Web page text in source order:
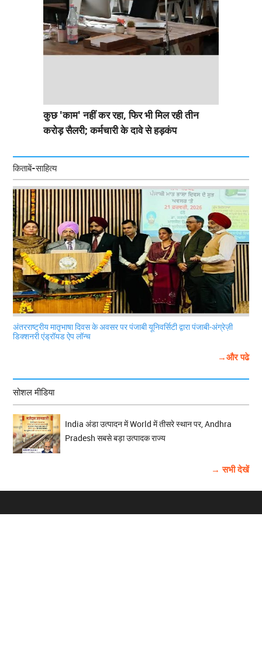
कुछ 'काम' नहीं कर रहा, फिर भी मिल रही तीन
करोड़ सैलरी; कर्मचारी के दावे से हड़कंप
किताबें-साहित्य
अंतरराष्ट्रीय मातृभाषा दिवस के अवसर पर पंजाबी यूनिवर्सिटी द्वारा पंजाबी-अंग्रेज़ी
डिक्शनरी एंड्रॉयड ऐप लॉन्च
→और पढे
सोशल मीडिया
India अंडा उत्पादन में World में तीसरे स्थान पर, Andhra
Pradesh सबसे बड़ा उत्पादक राज्य
→ सभी देखें